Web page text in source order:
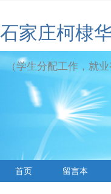
石家庄柯棣
（学生分配工作，就
首页 留言本